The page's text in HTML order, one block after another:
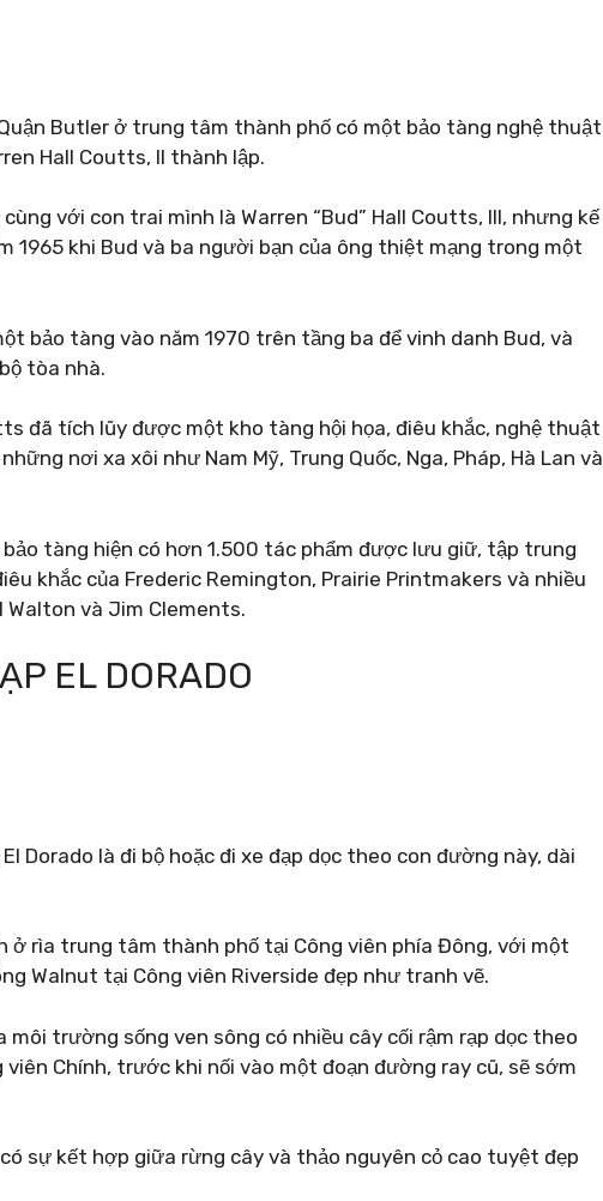
Butler ở trung tâm thành phố có một bảo tàng nghệ thuật
Hall Coutts, II thành lập.
với con trai mình là Warren “Bud” Hall Coutts, III, nhưng kế
1965 khi Bud và ba người bạn của ông thiệt mạng trong một
bảo tàng vào năm 1970 trên tầng ba để vinh danh Bud, và
tòa nhà.
đã tích lũy được một kho tàng hội họa, điêu khắc, nghệ thuật
nơi xa xôi như Nam Mỹ, Trung Quốc, Nga, Pháp, Hà Lan và
tàng hiện có hơn 1.500 tác phẩm được lưu giữ, tập trung
khắc của Frederic Remington, Prairie Printmakers và nhiều
Walton và Jim Clements.
EL DORADO
Dorado là đi bộ hoặc đi xe đạp dọc theo con đường này, dài
ở rìa trung tâm thành phố tại Công viên phía Đông, với một
Walnut tại Công viên Riverside đẹp như tranh vẽ.
trường sống ven sông có nhiều cây cối rậm rạp dọc theo
viên Chính, trước khi nối vào một đoạn đường ray cũ, sẽ sớm
sự kết hợp giữa rừng cây và thảo nguyên cỏ cao tuyệt đẹp